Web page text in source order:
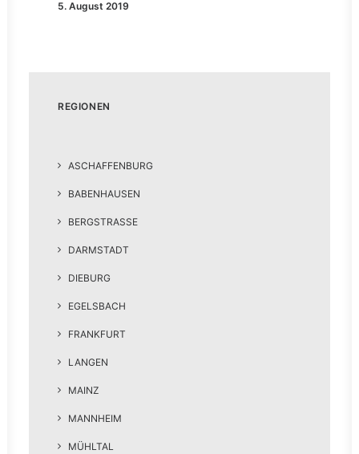
5. August 2019
REGIONEN
ASCHAFFENBURG
BABENHAUSEN
BERGSTRASSE
DARMSTADT
DIEBURG
EGELSBACH
FRANKFURT
LANGEN
MAINZ
MANNHEIM
MÜHLTAL